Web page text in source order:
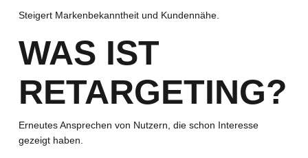
Steigert Markenbekanntheit und Kundennähe.
WAS IST
RETARGETING?
Erneutes Ansprechen von Nutzern, die schon Interesse
gezeigt haben.